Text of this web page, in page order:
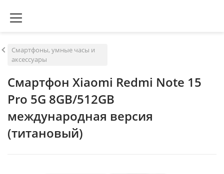
Смартфоны, умные часы и
аксессуары
Смартфон Xiaomi Redmi Note 15
Pro 5G 8GB/512GB
международная версия
(титановый)